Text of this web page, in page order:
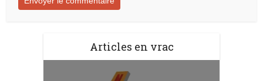
Articles en vrac